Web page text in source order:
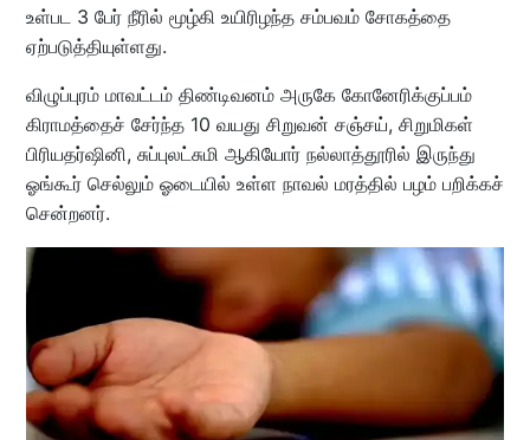
உள்பட 3 பேர் நீரில் மூழ்கி உயிரிழந்த சம்பவம் சோகத்தை
ஏற்படுத்தியுள்ளது.
விழுப்புரம் மாவட்டம் திண்டிவனம் அருகே கோனேரிக்குப்பம்
கிராமத்தைச் சேர்ந்த 10 வயது சிறுவன் சஞ்சய், சிறுமிகள்
பிரியதர்ஷினி, சுப்புலட்சுமி ஆகியோர் நல்லாத்தூரில் இருந்து
ஓங்கூர் செல்லும் ஓடையில் உள்ள நாவல் மரத்தில் பழம் பறிக்கச்
சென்றனர்.